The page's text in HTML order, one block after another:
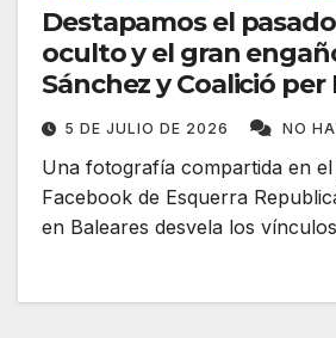
Destapamos el
oculto y el gran
Sánchez y Coalició per
5 DE JULIO DE 2026 NO
Una fotografía compartida en
Facebook de Esquerra
en Baleares desvela los